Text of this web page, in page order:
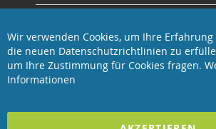
Revisage GmbH
Wir verwenden Cookies, um Ihre
die neuen Datenschutzrichtlinien zu
um Ihre Zustimmung für Cookies fragen.
Informationen